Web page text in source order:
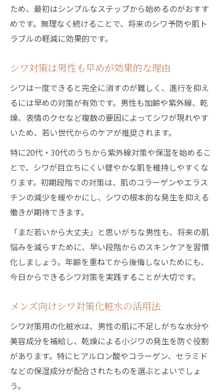
ため、最初はシンプルなステップから始めるのがおすす
めです。無理なく続けることで、将来のシワ予防や肌ト
ラブルの軽減に効果的です。
シワ対策は男性も早めが効果的な理由
シワは一度できると完全に消すのが難しく、進行を抑え
るには早めの対策が有効です。男性も加齢や紫外線、乾
燥、表情のクセなど複数の要因によってシワが現れやす
いため、若い世代からのケアが推奨されます。
特に20代・30代のうちから紫外線対策や保湿を始めるこ
とで、シワが目立ちにくい健やかな肌を維持しやすくな
ります。初期段階での対策は、肌のコラーゲンやエラス
チンの減少を緩やかにし、シワの根本的な発生を抑える
働きが期待できます。
「まだ若いから大丈夫」と思いがちな男性も、将来の肌
悩みを減らすために、早い段階からのスキンケアを習慣
化しましょう。年齢を重ねてから後悔しないためにも、
今日からできるシワ対策を実践することが大切です。
メンズ向けシワ対策化粧水の活用法
シワ対策用の化粧水は、男性の肌に不足しがちな水分や
美容成分を補給し、乾燥による小ジワの発生を防ぐ役割
があります。特にヒアルロン酸やコラーゲン、セラミド
などの保湿成分が配合されたものを選ぶとよいでしょ
う。